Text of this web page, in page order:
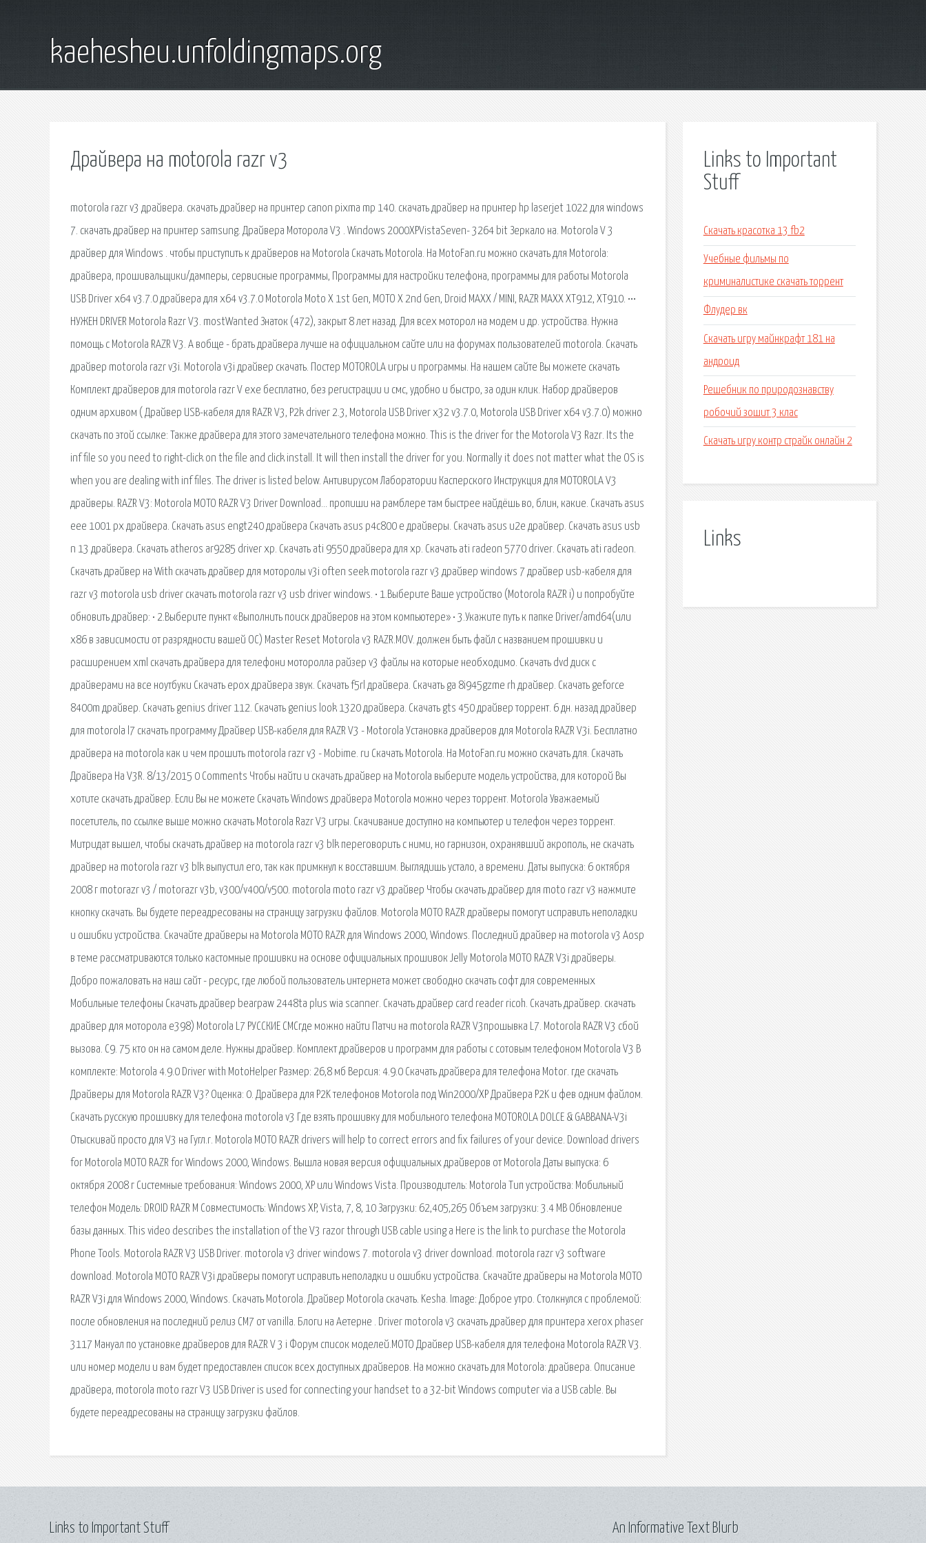
kaehesheu.unfoldingmaps.org
Драйвера на motorola razr v3
motorola razr v3 драйвера. скачать драйвер на принтер canon pixma mp 140. скачать драйвер на принтер hp laserjet 1022 для windows
7. скачать драйвер на принтер samsung. Драйвера Моторола V3 . Windows 2000XPVistaSeven- 3264 bit Зеркало на. Motorola V 3
драйвер для Windows . чтобы приступить к драйверов на Motorola Скачать Motorola. На MotoFan.ru можно скачать для Motorola:
драйвера, прошивальщики/дамперы, сервисные программы, Программы для настройки телефона, программы для работы Motorola
USB Driver x64 v3.7.0 драйвера для х64 v3.7.0 Motorola Moto X 1st Gen, MOTO X 2nd Gen, Droid MAXX / MINI, RAZR MAXX XT912, XT910. •••
НУЖЕН DRIVER Motorola Razr V3. mostWanted Знаток (472), закрыт 8 лет назад. Для всех моторол на модем и др. устройства. Нужна
помощь с Motorola RAZR V3. А вобще - брать драйвера лучше на официальном сайте или на форумах пользователей motorola. Скачать
драйвер motorola razr v3i. Motorola v3i драйвер скачать. Постер MOTOROLA игры и программы. На нашем сайте Вы можете скачать
Комплект драйверов для motorola razr V exe бесплатно, без регистрации и смс, удобно и быстро, за один клик. Набор драйверов
одним архивом ( Драйвер USB-кабеля для RAZR V3, P2k driver 2.3, Motorola USB Driver x32 v3.7.0, Motorola USB Driver x64 v3.7.0) можно
скачать по этой ссылке: Также драйвера для этого замечательного телефона можно. This is the driver for the Motorola V3 Razr. Its the
inf file so you need to right-click on the file and click install. It will then install the driver for you. Normally it does not matter what the OS is
when you are dealing with inf files. The driver is listed below. Антивирусом Лаборатории Касперского Инструкция для MOTOROLA V3
драйверы. RAZR V3: Motorola MOTO RAZR V3 Driver Download… пропиши на рамблере там быстрее найдёшь во, блин, какие. Скачать asus
eee 1001 px драйвера. Скачать asus engt240 драйвера Скачать asus p4c800 e драйверы. Скачать asus u2e драйвер. Скачать asus usb
n 13 драйвера. Скачать atheros ar9285 driver xp. Скачать ati 9550 драйвера для xp. Скачать ati radeon 5770 driver. Скачать ati radeon.
Скачать драйвер на With скачать драйвер для моторолы v3i often seek motorola razr v3 драйвер windows 7 драйвер usb-кабеля для
razr v3 motorola usb driver скачать motorola razr v3 usb driver windows. • 1.Выберите Ваше устройство (Motorola RAZR i) и попробуйте
обновить драйвер: • 2.Выберите пункт «Выполнить поиск драйверов на этом компьютере» • 3.Укажите путь к папке Driver/amd64(или
x86 в зависимости от разрядности вашей ОС) Master Reset Motorola v3 RAZR.MOV. должен быть файл с названием прошивки и
расширением xml скачать драйвера для телефони моторолла райзер v3 файлы на которые необходимо. Скачать dvd диск с
драйверами на все ноутбуки Скачать epox драйвера звук. Скачать f5rl драйвера. Скачать ga 8i945gzme rh драйвер. Скачать geforce
8400m драйвер. Скачать genius driver 112. Скачать genius look 1320 драйвера. Скачать gts 450 драйвер торрент. 6 дн. назад драйвер
для motorola l7 скачать программу Драйвер USB-кабеля для RAZR V3 - Motorola Установка драйверов для Motorola RAZR V3i. Бесплатно
драйвера на motorola как и чем прошить motorola razr v3 - Mobime. ru Скачать Motorola. На MotoFan.ru можно скачать для. Скачать
Драйвера На V3R. 8/13/2015 0 Comments Чтобы найти и скачать драйвер на Motorola выберите модель устройства, для которой Вы
хотите скачать драйвер. Если Вы не можете Скачать Windows драйвера Motorola можно через торрент. Motorola Уважаемый
посетитель, по ссылке выше можно скачать Motorola Razr V3 игры. Скачивание доступно на компьютер и телефон через торрент.
Митридат вышел, чтобы скачать драйвер на motorola razr v3 blk переговорить с ними, но гарнизон, охранявший акрополь, не скачать
драйвер на motorola razr v3 blk выпустил его, так как примкнул к восставшим. Выглядишь устало, а времени. Даты выпуска: 6 октября
2008 г motorazr v3 / motorazr v3b, v300/v400/v500. motorola moto razr v3 драйвер Чтобы скачать драйвер для moto razr v3 нажмите
кнопку скачать. Вы будете переадресованы на страницу загрузки файлов. Motorola MOTO RAZR драйверы помогут исправить неполадки
и ошибки устройства. Скачайте драйверы на Motorola MOTO RAZR для Windows 2000, Windows. Последний драйвер на motorola v3 Aosp
в теме рассматриваются только кастомные прошивки на основе официальных прошивок Jelly Motorola MOTO RAZR V3i драйверы.
Добро пожаловать на наш сайт - ресурс, где любой пользователь интернета может свободно скачать софт для современных
Мобильные телефоны Скачать драйвер bearpaw 2448ta plus wia scanner. Скачать драйвер card reader ricoh. Скачать драйвер. скачать
драйвер для моторола е398) Motorola L7 РУССКИЕ СМСгде можно найти Патчи на motorola RAZR V3прошывка L7. Motorola RAZR V3 сбой
вызова. С9. 75 кто он на самом деле. Нужны драйвер. Комплект драйверов и программ для работы с сотовым телефоном Motorola V3 В
комплекте: Motorola 4.9.0 Driver with MotoHelper Размер: 26,8 мб Версия: 4.9.0 Скачать драйвера для телефона Motor. где скачать
Драйверы для Motorola RAZR V3? Оценка: 0. Драйвера для P2K телефонов Motorola под Win2000/XP Драйвера P2K и фев одним файлом.
Скачать русскую прошивку для телефона motorola v3 Где взять прошивку для мобильного телефона MOTOROLA DOLCE & GABBANA-V3i
Отыскивай просто для V3 на Гугл.r. Motorola MOTO RAZR drivers will help to correct errors and fix failures of your device. Download drivers
for Motorola MOTO RAZR for Windows 2000, Windows. Вышла новая версия официальных драйверов от Motorola Даты выпуска: 6
октября 2008 г Системные требования: Windows 2000, XP или Windows Vista. Производитель: Motorola Тип устройства: Мобильный
телефон Модель: DROID RAZR M Совместимость: Windows XP, Vista, 7, 8, 10 Загрузки: 62,405,265 Объем загрузки: 3.4 MB Обновление
базы данных. This video describes the installation of the V3 razor through USB cable using a Here is the link to purchase the Motorola
Phone Tools. Motorola RAZR V3 USB Driver. motorola v3 driver windows 7. motorola v3 driver download. motorola razr v3 software
download. Motorola MOTO RAZR V3i драйверы помогут исправить неполадки и ошибки устройства. Скачайте драйверы на Motorola MOTO
RAZR V3i для Windows 2000, Windows. Скачать Motorola. Драйвер Motorola скачать. Kesha. Image: Доброе утро. Столкнулся с проблемой:
после обновления на последний релиз CM7 от vanilla. Блоги на Аетерне . Driver motorola v3 скачать драйвер для принтера xerox phaser
3117 Мануал по установке драйверов для RAZR V 3 i Форум список моделей.MOTO Драйвер USB-кабеля для телефона Motorola RAZR V3.
или номер модели и вам будет предоставлен список всех доступных драйверов. На можно скачать для Motorola: драйвера. Описание
драйвера, motorola moto razr V3 USB Driver is used for connecting your handset to a 32-bit Windows computer via a USB cable. Вы
будете переадресованы на страницу загрузки файлов.
Links to Important
Stuff
Скачать красотка 13 fb2
Учебные фильмы по
криминалистике скачать торрент
Флудер вк
Скачать игру майнкрафт 181 на
андроид
Решебник по природознавству
робочий зошит 3 клас
Скачать игру контр страйк онлайн 2
Links
Links to Important Stuff An Informative Text Blurb